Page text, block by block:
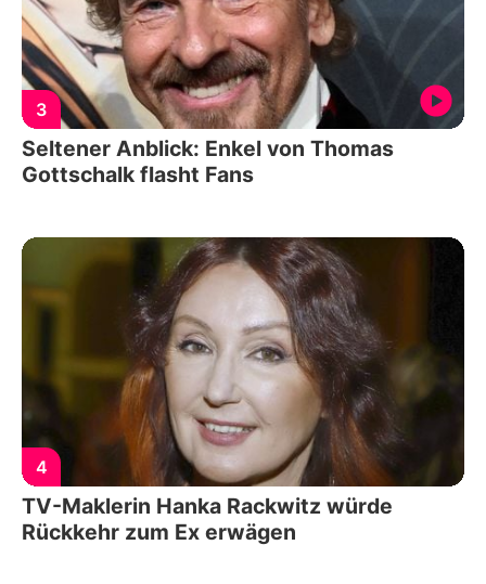
3
Seltener Anblick: Enkel von Thomas
Gottschalk flasht Fans
4
TV-Maklerin Hanka Rackwitz würde
Rückkehr zum Ex erwägen